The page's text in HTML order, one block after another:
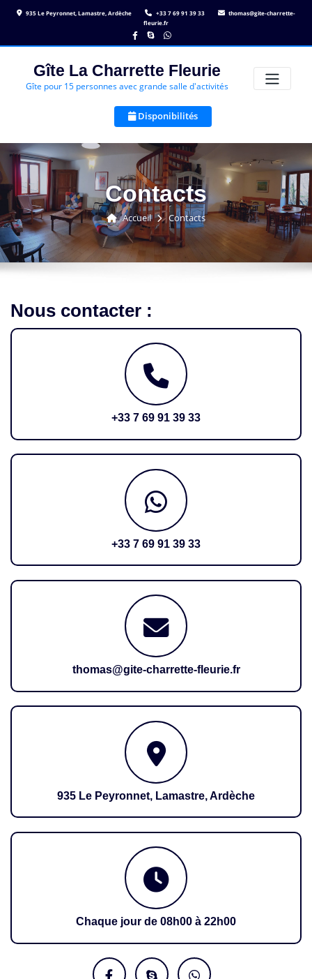
935 Le Peyronnet, Lamastre, Ardèche +33 7 69 91 39 33
thomas@gite-charrette-
fleurie.fr
Gîte La Charrette Fleurie
Gîte pour 15 personnes avec grande salle d'activités
Disponibilités
Contacts
Accueil Contacts
Nous contacter :
+33 7 69 91 39 33
+33 7 69 91 39 33
thomas@gite-charrette-fleurie.fr
935 Le Peyronnet, Lamastre, Ardèche
Chaque jour de 08h00 à 22h00